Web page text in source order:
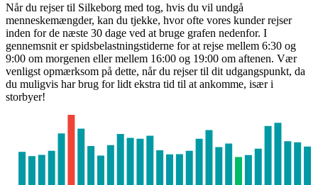
Når du rejser til Silkeborg med tog, hvis du vil undgå
menneskemængder, kan du tjekke, hvor ofte vores kunder rejser
inden for de næste 30 dage ved at bruge grafen nedenfor. I
gennemsnit er spidsbelastningstiderne for at rejse mellem 6:30 og
9:00 om morgenen eller mellem 16:00 og 19:00 om aftenen. Vær
venligst opmærksom på dette, når du rejser til dit udgangspunkt, da
du muligvis har brug for lidt ekstra tid til at ankomme, især i
storbyer!